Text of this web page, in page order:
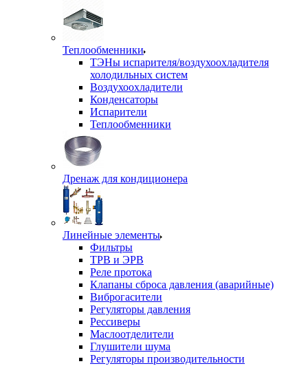
Теплообменники
ТЭНы испарителя/воздухоохладителя
холодильных систем
Воздухоохладители
Конденсаторы
Испарители
Теплообменники
Дренаж для кондиционера
Линейные элементы
Фильтры
ТРВ и ЭРВ
Реле протока
Клапаны сброса давления (аварийные)
Виброгасители
Регуляторы давления
Рессиверы
Маслоотделители
Глушители шума
Регуляторы производительности